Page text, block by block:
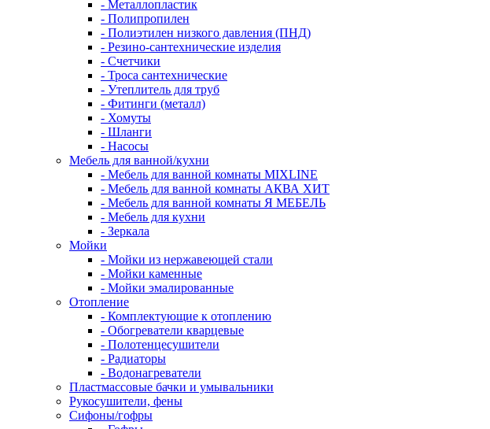
- Металлопластик
- Полипропилен
- Полиэтилен низкого давления (ПНД)
- Резино-сантехнические изделия
- Счетчики
- Троса сантехнические
- Утеплитель для труб
- Фитинги (металл)
- Хомуты
- Шланги
- Насосы
Мебель для ванной/кухни
- Мебель для ванной комнаты MIXLINE
- Мебель для ванной комнаты АКВА ХИТ
- Мебель для ванной комнаты Я МЕБЕЛЬ
- Мебель для кухни
- Зеркала
Мойки
- Мойки из нержавеющей стали
- Мойки каменные
- Мойки эмалированные
Отопление
- Комплектующие к отоплению
- Обогреватели кварцевые
- Полотенцесушители
- Радиаторы
- Водонагреватели
Пластмассовые бачки и умывальники
Рукосушители, фены
Сифоны/гофры